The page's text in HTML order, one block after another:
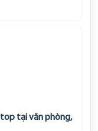
tại văn phòng,